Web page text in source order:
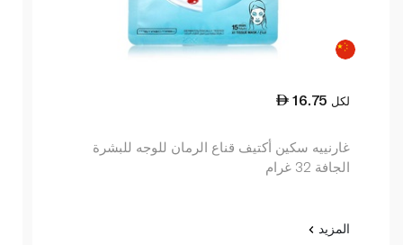
16.75 لكل
غارنييه سكين أكتيف قناع الرمان للوجه للبشرة
الجافة 32 غرام
المزيد